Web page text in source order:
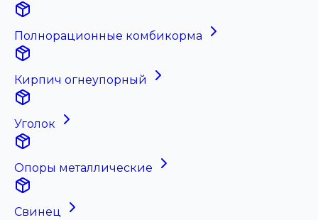
Полнорационные комбикорма
Кирпич огнеупорный
Уголок
Опоры металлические
Свинец